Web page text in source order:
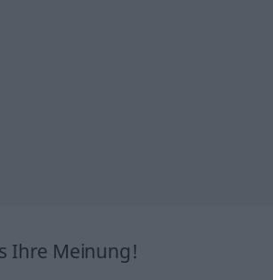
Ihre Meinung!